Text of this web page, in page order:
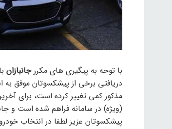
با توجه به پیگیری های مکررجانبازان
دریافتی برخی از پیشکسوتان موفق
(ویژه) در سامانه فراهم شده است و
پیشکسوتان عزیز لطفا در انتخاب